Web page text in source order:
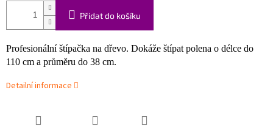
Přidat do košíku
Profesionální štípačka na dřevo. Dokáže štípat polena o délce do
110 cm a průměru do 38 cm.
Detailní informace